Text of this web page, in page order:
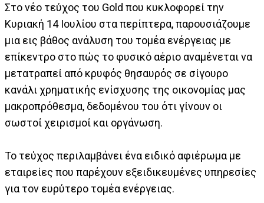
Στο νέο τεύχος του Gold που κυκλοφορεί την
Κυριακή 14 Ιουλίου στα περίπτερα, παρουσιάζουμε
μια εις βάθος ανάλυση του τομέα ενέργειας με
επίκεντρο στο πώς το φυσικό αέριο αναμένεται να
μετατραπεί από κρυφός θησαυρός σε σίγουρο
κανάλι χρηματικής ενίσχυσης της οικονομίας μας
μακροπρόθεσμα, δεδομένου του ότι γίνουν οι
σωστοί χειρισμοί και οργάνωση.
Το τεύχος περιλαμβάνει ένα ειδικό αφιέρωμα με
εταιρείες που παρέχουν εξειδικευμένες υπηρεσίες
για τον ευρύτερο τομέα ενέργειας.